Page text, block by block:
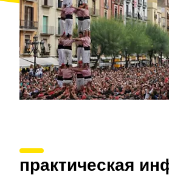
практическая